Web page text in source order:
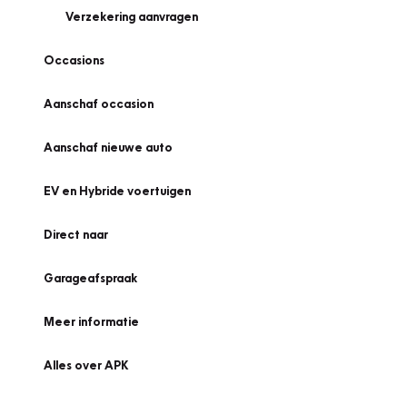
Verzekering aanvragen
Occasions
Aanschaf occasion
Aanschaf nieuwe auto
EV en Hybride voertuigen
Direct naar
Garageafspraak
Meer informatie
Alles over APK